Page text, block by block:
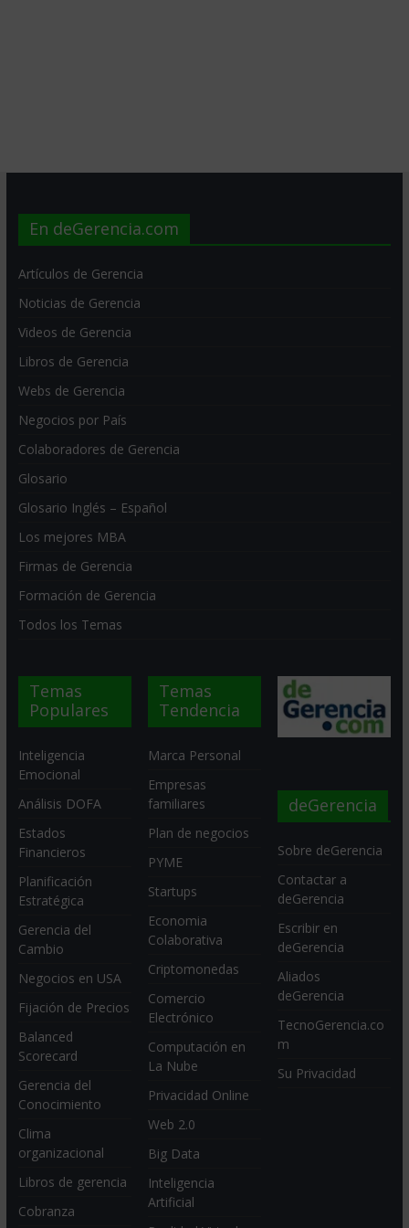
En deGerencia.com
Artículos de Gerencia
Noticias de Gerencia
Videos de Gerencia
Libros de Gerencia
Webs de Gerencia
Negocios por País
Colaboradores de Gerencia
Glosario
Glosario Inglés – Español
Los mejores MBA
Firmas de Gerencia
Formación de Gerencia
Todos los Temas
Temas
Populares
Inteligencia
Emocional
Análisis DOFA
Estados
Financieros
Planificación
Estratégica
Gerencia del
Cambio
Negocios en USA
Fijación de Precios
Balanced
Scorecard
Gerencia del
Conocimiento
Clima
organizacional
Libros de gerencia
Cobranza
Temas
Tendencia
Marca Personal
Empresas
familiares
Plan de negocios
PYME
Startups
Economia
Colaborativa
Criptomonedas
Comercio
Electrónico
Computación en
La Nube
Privacidad Online
Web 2.0
Big Data
Inteligencia
Artificial
deGerencia
Sobre deGerencia
Contactar a
deGerencia
Escribir en
deGerencia
Aliados
deGerencia
TecnoGerencia.co
m
Su Privacidad